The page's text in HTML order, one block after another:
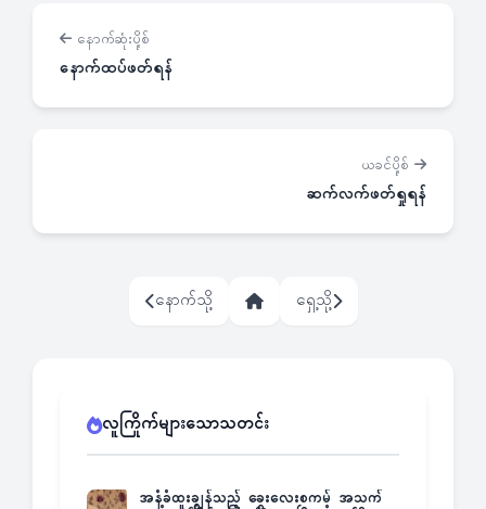
နောက်ဆုံးပို့စ်
နောက်ထပ်ဖတ်ရန်
ယခင်ပို့စ်
ဆက်လက်ဖတ်ရှုရန်
နောက်သို့ ရှေ့သို့
လူကြိုက်များသောသတင်း
အနံ့ခံထူးချွန်သည့် ခွေးလေးစကမ့် အသက်